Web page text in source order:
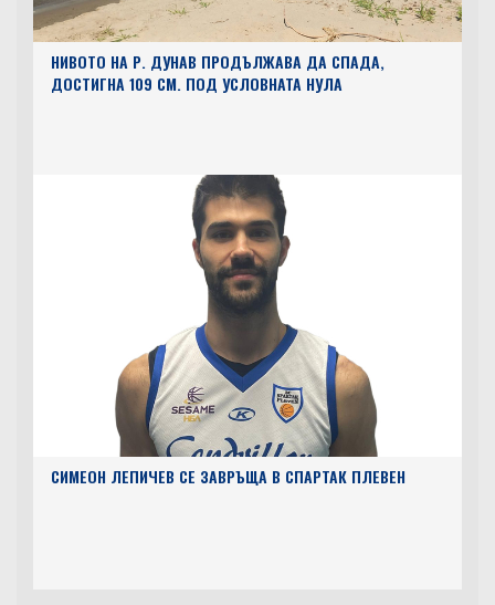
НИВОТО НА Р. ДУНАВ ПРОДЪЛЖАВА ДА СПАДА,
ДОСТИГНА 109 СМ. ПОД УСЛОВНАТА НУЛА
СИМЕОН ЛЕПИЧЕВ СЕ ЗАВРЪЩА В СПАРТАК ПЛЕВЕН